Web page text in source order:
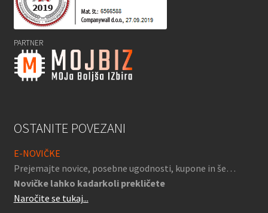
PARTNER
OSTANITE POVEZANI
E-NOVIČKE
Prejemajte novice, posebne ugodnosti, kupone in še…
Novičke lahko kadarkoli prekličete
Naročite se tukaj...